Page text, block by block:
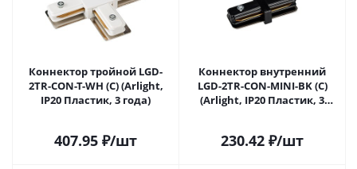
Коннектор тройной LGD-
2TR-CON-T-WH (C) (Arlight,
IP20 Пластик, 3 года)
407.95 ₽/шт
Коннектор внутренний
LGD-2TR-CON-MINI-BK (C)
(Arlight, IP20 Пластик, 3
230.42 ₽/шт